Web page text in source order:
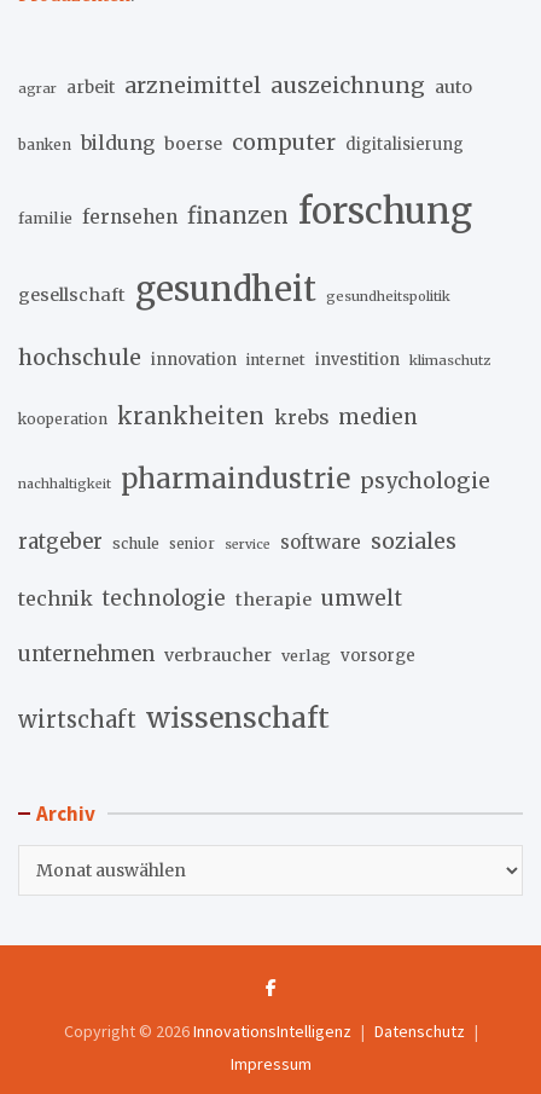
agrar arbeit arzneimittel auszeichnung auto
banken bildung boerse computer digitalisierung
familie fernsehen finanzen forschung
gesellschaft gesundheit gesundheitspolitik
hochschule innovation internet investition klimaschutz
kooperation krankheiten krebs medien
nachhaltigkeit pharmaindustrie psychologie
ratgeber schule senior service software soziales
technik technologie therapie umwelt
unternehmen verbraucher verlag vorsorge
wirtschaft wissenschaft
Archiv
Copyright © 2026InnovationsIntelligenz
Datenschutz
Impressum